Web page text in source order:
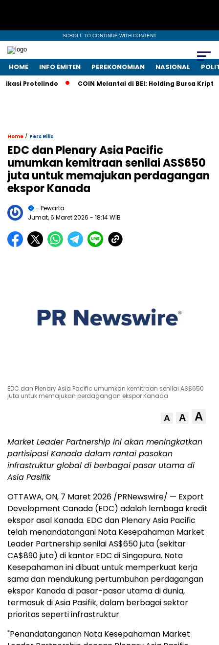
SCROLL TO CONTINUE WITH CONTENT
HOME INFO EMITEN PEREKONOMIAN NASIONAL
Protelindo COIN Melantai di BEI: Holding Bursa Kripto
Home / Pers Rilis
EDC dan Plenary Asia Pacific
umumkan kemitraan senilai AS$650
juta untuk memajukan perdagangan
ekspor Kanada
- Pewarta
Jumat, 6 Maret 2026 - 18:14 WIB
EDC dan Plenary Asia Pacific umumkan kemitraan senilai AS$650
juta untuk memajukan perdagangan ekspor Kanada
A A A
Market Leader Partnership ini akan meningkatkan
partisipasi Kanada dalam rantai pasokan
infrastruktur global di berbagai pasar utama di
Asia Pasifik
OTTAWA, ON, 7 Maret 2026 /PRNewswire/ — Export
Development Canada (EDC) adalah lembaga kredit
ekspor asal Kanada. EDC dan Plenary Asia Pacific
telah menandatangani Nota Kesepahaman Market
Leader Partnership senilai AS$650 juta (sekitar
CA$890 juta) di kantor EDC di Singapura. Nota
Kesepahaman ini dibuat untuk memperkuat kerja
sama dan mendukung pertumbuhan perdagangan
ekspor Kanada di pasar-pasar utama di dunia,
termasuk di Asia Pasifik, dalam berbagai sektor
prioritas seperti infrastruktur.
"Penandatanganan Nota Kesepahaman Market